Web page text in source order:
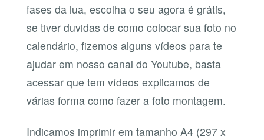
fases da lua, escolha o seu agora é grátis,
se tiver duvidas de como colocar sua foto no
calendário, fizemos alguns vídeos para te
ajudar em nosso canal do Youtube, basta
acessar que tem vídeos explicamos de
várias forma como fazer a foto montagem.
Indicamos imprimir em tamanho A4 (297 x